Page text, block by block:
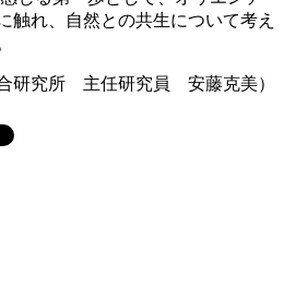
触れ、自然との共生について考え
合研究所 主任研究員 安藤克美）